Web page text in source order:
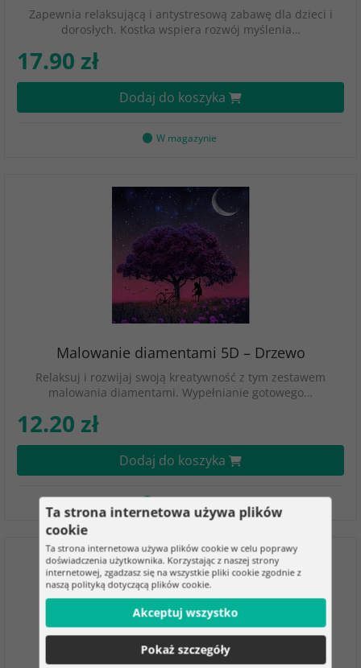
Zapewnia relaksującą i antystresową zabawę dla dzieci i
dorosłych. Kostka wspiera rozwój myślenia…
17.90 zł
Dodaj do koszyka
W magazynie
Malowanie diamentami 5D – Drzewo
Relaksuj i rozwijaj swoją kreatywność z tym zestawem
malowania diamentami. Wypełnianie gotowego…
12.20 zł
Dodaj do koszyka
W magazynie
Ta strona internetowa używa plików
cookie
Ta strona internetowa używa plików cookie w celu poprawy
doświadczenia użytkownika. Korzystając z naszej strony
internetowej, zgadzasz się na wszystkie pliki cookie zgodnie z
naszą polityką dotyczącą plików cookie.
Akceptuj wszystko
Pokaż szczegóły